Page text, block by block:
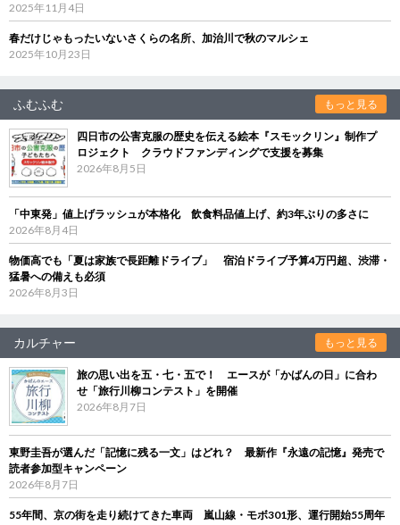
2025年11月4日
春だけじゃもったいないさくらの名所、加治川で秋のマルシェ
2025年10月23日
ふむふむ もっと見る
四日市の公害克服の歴史を伝える絵本『スモックリン』制作プ
ロジェクト クラウドファンディングで支援を募集
2026年8月5日
「中東発」値上げラッシュが本格化 飲食料品値上げ、約3年ぶりの多さに
2026年8月4日
物価高でも「夏は家族で長距離ドライブ」 宿泊ドライブ予算4万円超、渋滞・
猛暑への備えも必須
2026年8月3日
カルチャー もっと見る
旅の思い出を五・七・五で！ エースが「かばんの日」に合わ
せ「旅行川柳コンテスト」を開催
2026年8月7日
東野圭吾が選んだ「記憶に残る一文」はどれ？ 最新作『永遠の記憶』発売で
読者参加型キャンペーン
2026年8月7日
55年間、京の街を走り続けてきた車両 嵐山線・モボ301形、運行開始55周年